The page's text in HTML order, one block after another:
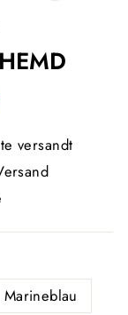
versandt
Marineblau